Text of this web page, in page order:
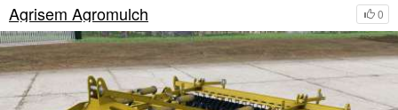
0
Agrisem Agromulch